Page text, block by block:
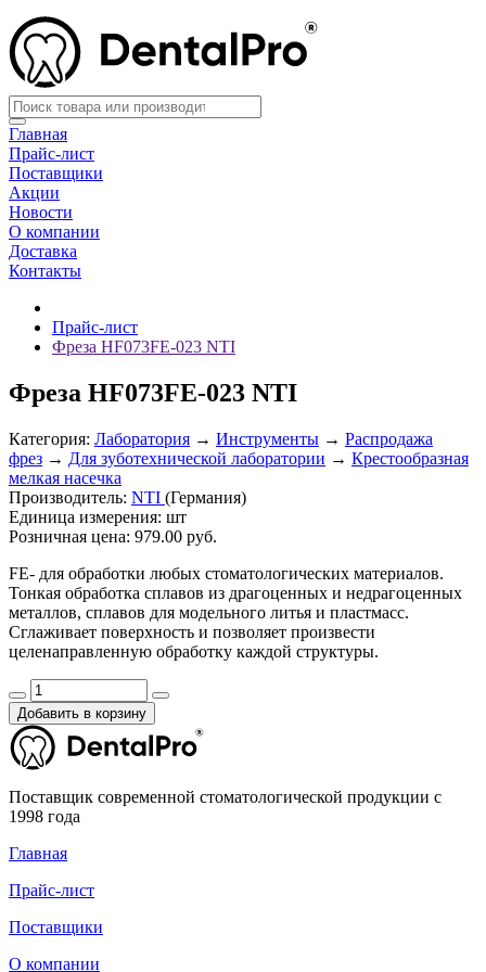
Главная
Прайс-лист
Поставщики
Акции
Новости
О компании
Доставка
Контакты
Прайс-лист
Фреза HF073FE-023 NTI
Фреза HF073FE-023 NTI
Категория: Лаборатория → Инструменты → Распродажа
фрез → Для зуботехнической лаборатории → Крестообразная
мелкая насечка
Производитель: NTI (Германия)
Единица измерения: шт
Розничная цена: 979.00 руб.
FE- для обработки любых стоматологических материалов.
Тонкая обработка сплавов из драгоценных и недрагоценных
металлов, сплавов для модельного литья и пластмасс.
Сглаживает поверхность и позволяет произвести
целенаправленную обработку каждой структуры.
Добавить в корзину
Поставщик современной стоматологической продукции с
1998 года
Главная
Прайс-лист
Поставщики
О компании